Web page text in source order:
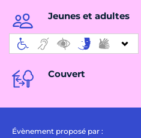
Jeunes et adultes
Couvert
Évènement proposé par :